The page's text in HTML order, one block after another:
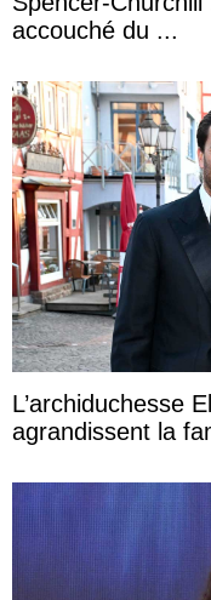
accouché du ...
L’archiduchesse
agrandissent la